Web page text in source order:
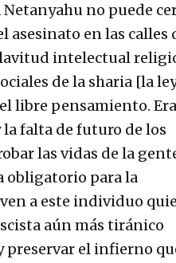
no puede
asesinato en las calles
intelectual
de la sharia [la
libre pensamiento. Era
la falta de futuro de los
las vidas de la
obligatorio para la
a este individuo
aún más tiránico
preservar el infierno